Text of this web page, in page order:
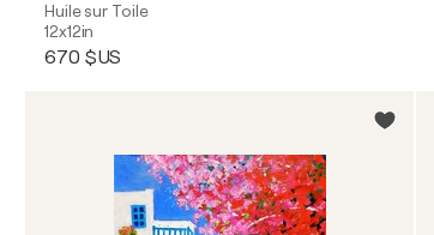
Huile sur Toile
12x12in
670 $US